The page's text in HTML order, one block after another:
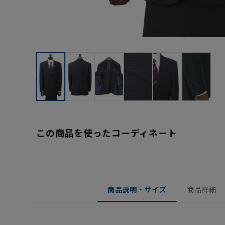
この商品を使ったコーディネート
商品説明・サイズ 商品詳細